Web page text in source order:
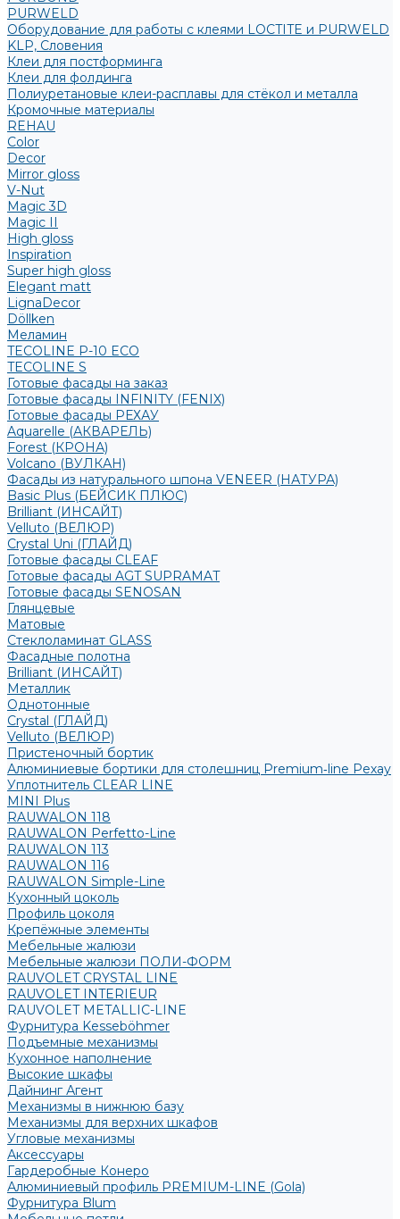
PURWELD
Оборудование для работы с клеями LOCTITE и PURWELD
KLP, Словения
Клеи для постформинга
Клеи для фолдинга
Полиуретановые клеи-расплавы для стёкол и металла
Кромочные материалы
REHAU
Color
Decor
Mirror gloss
V-Nut
Magic 3D
Magic II
High gloss
Inspiration
Super high gloss
Elegant matt
LignaDecor
Döllken
Меламин
TECOLINE P-10 ECO
TECOLINE S
Готовые фасады на заказ
Готовые фасады INFINITY (FENIX)
Готовые фасады РЕХАУ
Aquarelle (АКВАРЕЛЬ)
Forest (КРОНА)
Volcano (ВУЛКАН)
Фасады из натурального шпона VENEER (НАТУРА)
Basic Plus (БЕЙСИК ПЛЮС)
Brilliant (ИНСАЙТ)
Velluto (ВЕЛЮР)
Crystal Uni (ГЛАЙД)
Готовые фасады CLEAF
Готовые фасады AGT SUPRAMAT
Готовые фасады SENOSAN
Глянцевые
Матовые
Стеклоламинат GLASS
Фасадные полотна
Brilliant (ИНСАЙТ)
Металлик
Однотонные
Crystal (ГЛАЙД)
Velluto (ВЕЛЮР)
Пристеночный бортик
Алюминиевые бортики для столешниц Premium‑line Рехау
Уплотнитель CLEAR LINE
MINI Plus
RAUWALON 118
RAUWALON Perfetto-Line
RAUWALON 113
RAUWALON 116
RAUWALON Simple-Line
Кухонный цоколь
Профиль цоколя
Крепёжные элементы
Мебельные жалюзи
Мебельные жалюзи ПОЛИ-ФОРМ
RAUVOLET CRYSTAL LINE
RAUVOLET INTERIEUR
RAUVOLET METALLIC-LINE
Фурнитура Kesseböhmer
Подъемные механизмы
Кухонное наполнение
Высокие шкафы
Дайнинг Агент
Механизмы в нижнюю базу
Механизмы для верхних шкафов
Угловые механизмы
Аксессуары
Гардеробные Конеро
Алюминиевый профиль PREMIUM-LINE (Gola)
Фурнитура Blum